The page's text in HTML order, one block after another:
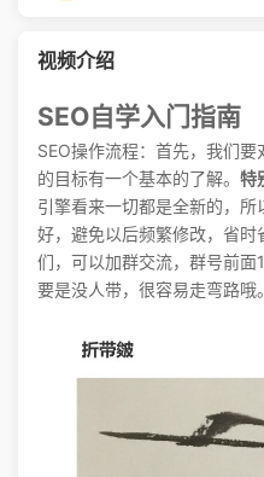
视频介绍
SEO自学入门指南
SEO操作流程：首先，我们
的目标有一个基本的了解。 特
引擎看来一切都是全新的，
好，避免以后频繁修改，省时
们，可以加群交流，群号前
要是没人带，很容易走弯路哦。